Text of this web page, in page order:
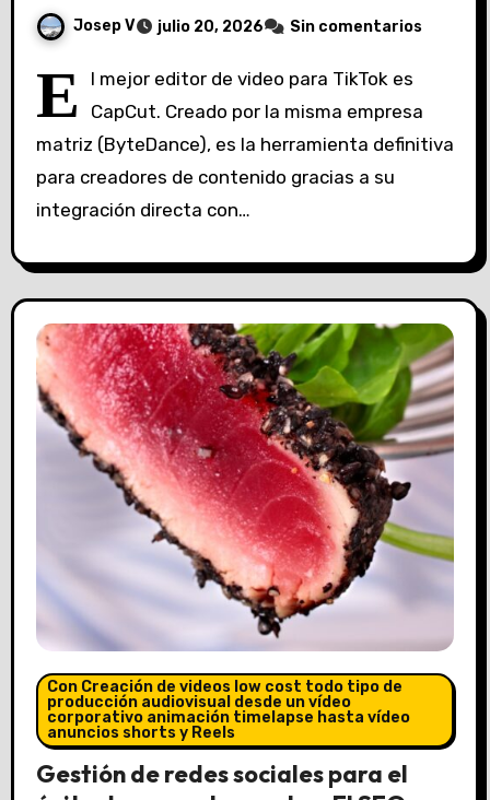
Josep V julio 20, 2026 Sin comentarios
E
l mejor editor de video para TikTok es
CapCut. Creado por la misma empresa
matriz (ByteDance), es la herramienta definitiva
para creadores de contenido gracias a su
integración directa con…
Con Creación de videos low cost todo tipo de
producción audiovisual desde un vídeo
corporativo animación timelapse hasta vídeo
anuncios shorts y Reels
Gestión de redes sociales para el